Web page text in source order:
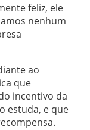
feliz, ele
nenhum
ao
que
incentivo da
estuda, e que